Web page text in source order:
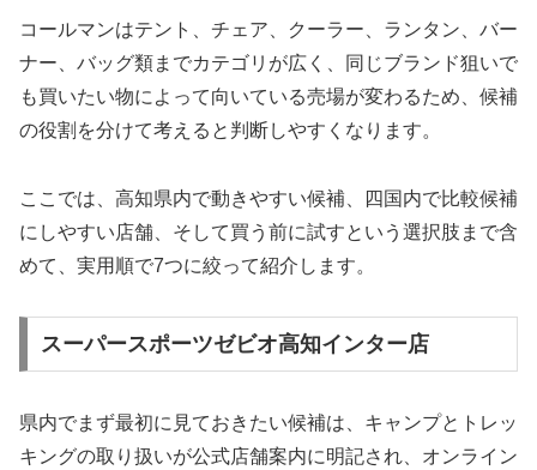
コールマンはテント、チェア、クーラー、ランタン、バー
ナー、バッグ類までカテゴリが広く、同じブランド狙いで
も買いたい物によって向いている売場が変わるため、候補
の役割を分けて考えると判断しやすくなります。
ここでは、高知県内で動きやすい候補、四国内で比較候補
にしやすい店舗、そして買う前に試すという選択肢まで含
めて、実用順で7つに絞って紹介します。
スーパースポーツゼビオ高知インター店
県内でまず最初に見ておきたい候補は、キャンプとトレッ
キングの取り扱いが公式店舗案内に明記され、オンライン